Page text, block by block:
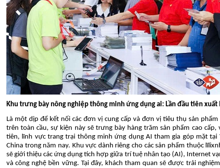
Khu trưng bày nông nghiệp thông minh ứng dụng ai: Lần đầu tiên xuất
Là một dịp để kết nối các đơn vị cung cấp và đơn vị tiêu thụ sản phẩm
trên toàn cầu, sự kiện này sẽ trưng bày hàng trăm sản phẩm cao cấp,
tiên, lĩnh vực trang trại thông minh ứng dụng AI tham gia góp mặt tại
China trong năm nay. Khu vực dành riêng cho các sản phẩm thuộc
sẽ giới thiệu các ứng dụng tích hợp giữa trí tuệ nhân tạo (AI), Internet
và công nghệ bền vững. Tại đây, khách tham quan sẽ được trải